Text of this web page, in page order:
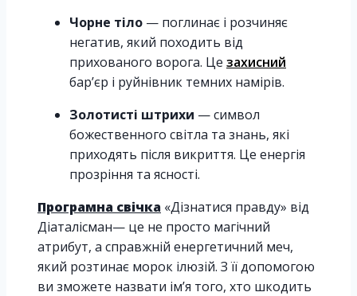
Чорне тіло — поглинає і розчиняє
негатив, який походить від
прихованого ворога. Це захисний
бар’єр і руйнівник темних намірів.
Золотисті штрихи — символ
божественного світла та знань, які
приходять після викриття. Це енергія
прозріння та ясності.
Програмна свічка «Дізнатися правду» від
Діаталісман— це не просто магічний
атрибут, а справжній енергетичний меч,
який розтинає морок ілюзій. З її допомогою
ви зможете назвати ім’я того, хто шкодить